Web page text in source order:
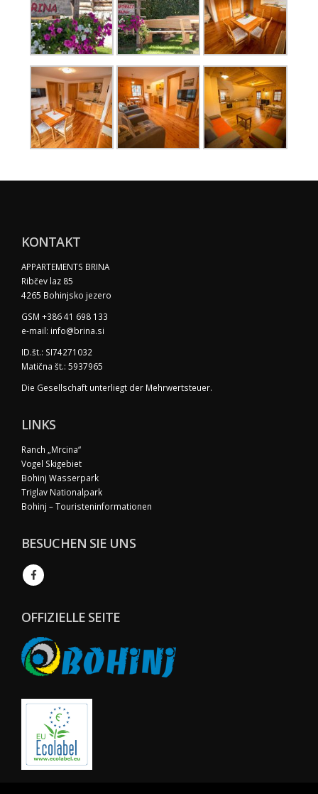
KONTAKT
APPARTEMENTS BRINA
Ribčev laz 85
4265 Bohinjsko jezero
GSM +386 41 698 133
e-mail: info@brina.si
ID.št.: SI74271032
Matična št.: 5937965
Die Gesellschaft unterliegt der Mehrwertsteuer.
LINKS
Ranch „Mrcina“
Vogel Skigebiet
Bohinj Wasserpark
Triglav Nationalpark
Bohinj – Touristeninformationen
BESUCHEN SIE UNS
OFFIZIELLE SEITE